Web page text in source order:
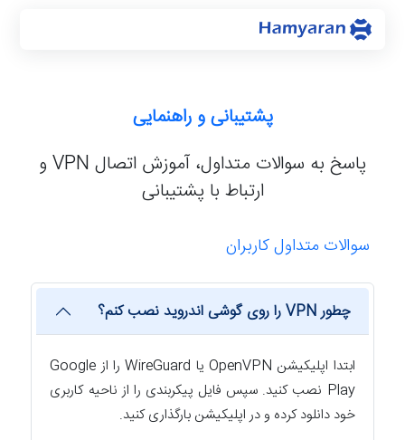
پشتیبانی و راهنمایی
پاسخ به سوالات متداول، آموزش اتصال VPN و
ارتباط با پشتیبانی
سوالات متداول کاربران
چطور VPN را روی گوشی اندروید نصب کنم؟
ابتدا اپلیکیشن OpenVPN یا WireGuard را از Google
Play نصب کنید. سپس فایل پیکربندی را از ناحیه کاربری
خود دانلود کرده و در اپلیکیشن بارگذاری کنید.